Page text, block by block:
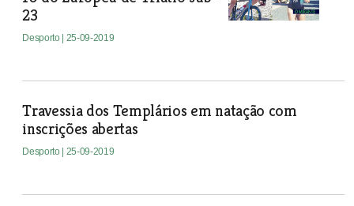
23
Desporto | 25-09-2019
Travessia dos Templários em natação com
inscrições abertas
Desporto | 25-09-2019